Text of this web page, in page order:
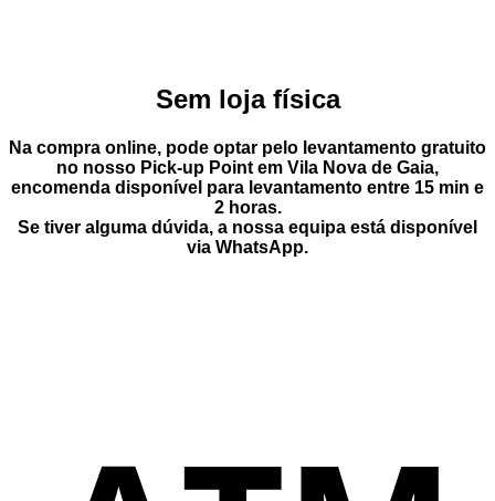
Sem loja física
Na compra online, pode optar pelo levantamento gratuito
no nosso Pick-up Point em Vila Nova de Gaia,
encomenda disponível para levantamento entre 15 min e
2 horas.
Se tiver alguma dúvida, a nossa equipa está disponível
via WhatsApp.